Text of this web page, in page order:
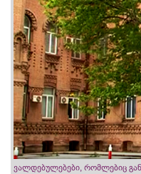
ვალდებულებები, რომლებიც